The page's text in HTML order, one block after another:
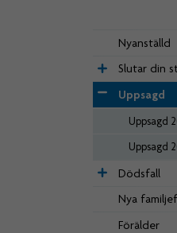
Nyanställd
Slutar din
Uppsagd
Uppsagd
Uppsagd
Dödsfall
­­Nya
Förälder